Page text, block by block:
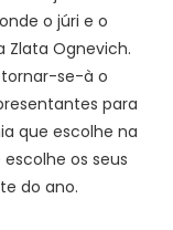
o júri e o
Zlata Ognevich.
tornar-se-à o
para
que escolhe na
os seus
do ano.